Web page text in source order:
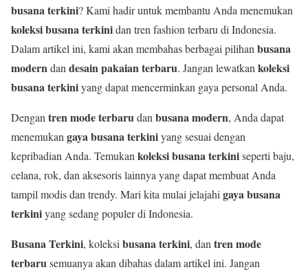
busana terkini? Kami hadir untuk membantu Anda menemukan
koleksi busana terkinidan tren fashion terbaru di Indonesia.
Dalam artikel ini, kami akan membahas berbagai pilihan busana
moderndan desain pakaian terbaru. Jangan lewatkan koleksi
busana terkiniyang dapat mencerminkan gaya personal Anda.
Dengan tren mode terbarudan busana modern, Anda dapat
menemukan gaya busana terkiniyang sesuai dengan
kepribadian Anda. Temukan koleksi busana terkiniseperti baju,
celana, rok, dan aksesoris lainnya yang dapat membuat Anda
tampil modis dan trendy. Mari kita mulai jelajahi gaya busana
terkiniyang sedang populer di Indonesia.
Busana Terkini, koleksi busana terkini, dan tren mode
terbarusemuanya akan dibahas dalam artikel ini. Jangan